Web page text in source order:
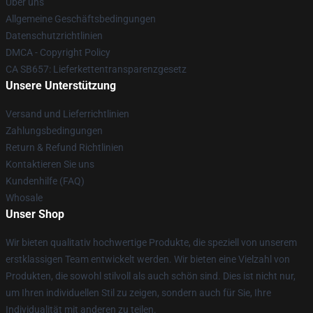
Allgemeine Geschäftsbedingungen
Datenschutzrichtlinien
DMCA - Copyright Policy
CA SB657: Lieferkettentransparenzgesetz
Unsere Unterstützung
Versand und Lieferrichtlinien
Zahlungsbedingungen
Return & Refund Richtlinien
Kontaktieren Sie uns
Kundenhilfe (FAQ)
Whosale
Unser Shop
Wir bieten qualitativ hochwertige Produkte, die speziell von unserem
erstklassigen Team entwickelt werden. Wir bieten eine Vielzahl von
Produkten, die sowohl stilvoll als auch schön sind. Dies ist nicht nur,
um Ihren individuellen Stil zu zeigen, sondern auch für Sie, Ihre
Individualität mit anderen zu teilen.